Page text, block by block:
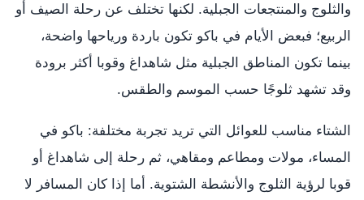
والثلوج والمنتجعات الجبلية. لكنها تختلف عن رحلة الصيف أو
الربيع؛ فبعض الأيام في باكو تكون باردة ورياحها واضحة،
بينما تكون المناطق الجبلية مثل شاهداغ وقوبا أكثر برودة
وقد تشهد ثلوجًا حسب الموسم والطقس.
الشتاء مناسب للعوائل التي تريد تجربة مختلفة: باكو في
المساء، مولات ومطاعم ومقاهي، ثم رحلة إلى شاهداغ أو
قوبا لرؤية الثلوج والأنشطة الشتوية. أما إذا كان المسافر لا